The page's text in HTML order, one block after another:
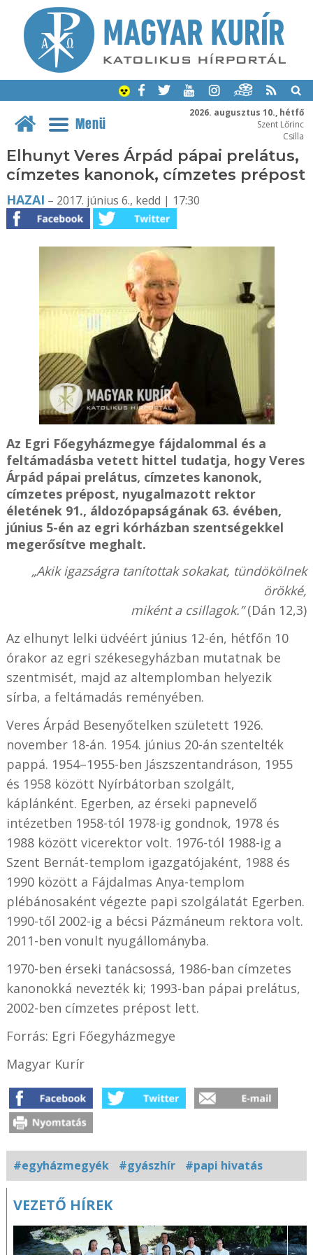
2026. augusztus 10., hétfő
Szent Lőrinc
Csilla
Menü
Elhunyt Veres Árpád pápai prelátus,
címzetes kanonok, címzetes prépost
HAZAI – 2017. június 6., kedd | 17:30
Az Egri Főegyházmegye fájdalommal és a
feltámadásba vetett hittel tudatja, hogy Veres
Árpád pápai prelátus, címzetes kanonok,
címzetes prépost, nyugalmazott rektor
életének 91., áldozópapságának 63. évében,
június 5-én az egri kórházban szentségekkel
megerősítve meghalt.
„Akik igazságra tanítottak sokakat, tündökölnek
örökké,
miként a csillagok.”(Dán 12,3)
Az elhunyt lelki üdvéért június 12-én, hétfőn 10
órakor az egri székesegyházban mutatnak be
szentmisét, majd az altemplomban helyezik
sírba, a feltámadás reményében.
Veres Árpád Besenyőtelken született 1926.
november 18-án. 1954. június 20-án szentelték
pappá. 1954–1955-ben Jászszentandráson, 1955
és 1958 között Nyírbátorban szolgált,
káplánként. Egerben, az érseki papnevelő
intézetben 1958-tól 1978-ig gondnok, 1978 és
1988 között vicerektor volt. 1976-tól 1988-ig a
Szent Bernát-templom igazgatójaként, 1988 és
1990 között a Fájdalmas Anya-templom
plébánosaként végezte papi szolgálatát Egerben.
1990-től 2002-ig a bécsi Pázmáneum rektora volt.
2011-ben vonult nyugállományba.
1970-ben érseki tanácsossá, 1986-ban címzetes
kanonokká nevezték ki; 1993-ban pápai prelátus,
2002-ben címzetes prépost lett.
Forrás: Egri Főegyházmegye
Magyar Kurír
#egyházmegyék #gyászhír #papi hivatás
VEZETŐ HÍREK